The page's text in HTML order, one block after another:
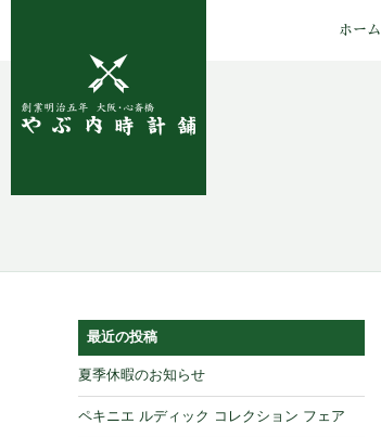
ホーム
最近の投稿
夏季休暇のお知らせ
ペキニエ ルディック コレクション フェア